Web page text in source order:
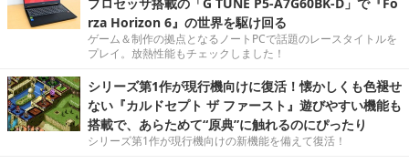
rza Horizon 6』の世界を駆け回る
ゲーム＆制作の拠点となるノートPCで話題のレースタイトルを
プレイ。放熱性能もチェックしました！
シリーズ第1作が現行機向けに復活！懐かしくも色褪せ
ない『カルドセプト ザ ファースト』遊びやすい機能も
搭載で、あらためて“原典”に触れるのにぴったり
シリーズ第1作が現行機向けの新機能を備えて復活！